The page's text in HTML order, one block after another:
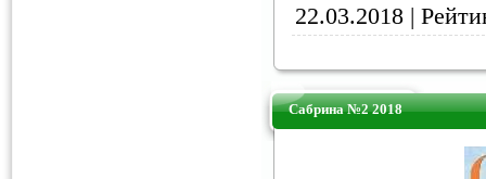
22.03.2018 |
Сабрина №2 2018